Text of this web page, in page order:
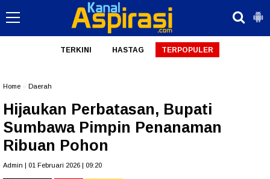
TERKINI HASTAG TERPOPULER
Home Daerah
Hijaukan Perbatasan, Bupati
Sumbawa Pimpin Penanaman
Ribuan Pohon
Admin | 01 Februari 2026 | 09:20